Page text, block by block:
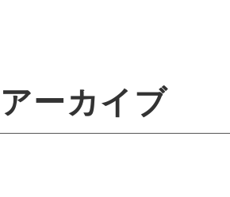
アーカイブ